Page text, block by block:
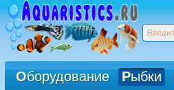
Оборудование Рыбки